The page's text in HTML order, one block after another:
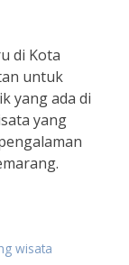
di Kota
untuk
yang ada di
yang
wisata